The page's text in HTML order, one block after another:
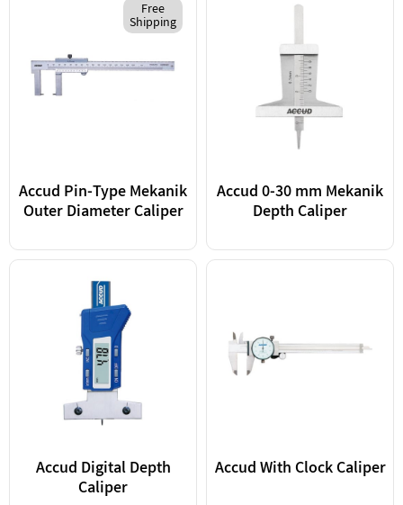
Accud Pin-Type Mekanik
Outer Diameter Caliper
Free
Shipping
Accud 0-30 mm Mekanik
Depth Caliper
Accud Digital Depth
Caliper
Accud With Clock Caliper